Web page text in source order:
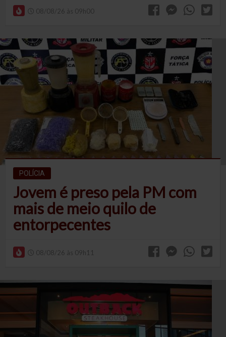
08/08/26 às 09h00
POLÍCIA
Jovem é preso pela PM com
mais de meio quilo de
entorpecentes
08/08/26 às 09h11